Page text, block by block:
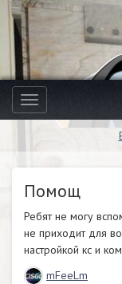
Toggle
navigation
Помощ
Ребят не могу
не приходит для
настройкой кс и
mFeeLm